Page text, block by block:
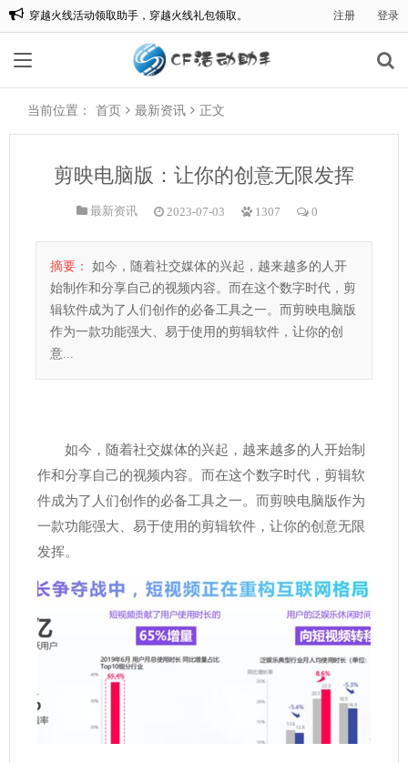
穿越火线活动领取助手，穿越火线礼包领取。
欢迎来到:CF一键领取，CF活动助手一键领取。
注册 登录
当前位置： 首页 最新资讯 正文
剪映电脑版：让你的创意无限发挥
最新资讯 2023-07-03 1307 0
摘要：
如今，随着社交媒体的兴起，越来越多的人开
始制作和分享自己的视频内容。而在这个数字时代，剪
辑软件成为了人们创作的必备工具之一。而剪映电脑版
作为一款功能强大、易于使用的剪辑软件，让你的创
意...
如今，随着社交媒体的兴起，越来越多的人开始制
作和分享自己的视频内容。而在这个数字时代，剪辑软
件成为了人们创作的必备工具之一。而剪映电脑版作为
一款功能强大、易于使用的剪辑软件，让你的创意无限
发挥。